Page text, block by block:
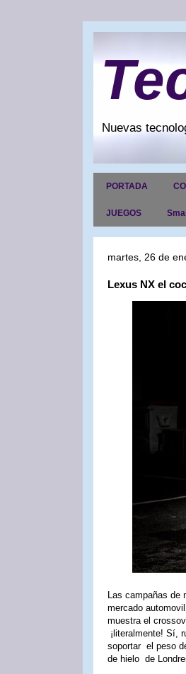
Nuevas
PORTADA
JUEGOS
martes, 26 de
Lexus NX el
Las campañas de
mercado
muestra el
¡literalmente! Sí,
soportar el peso
de hielo de